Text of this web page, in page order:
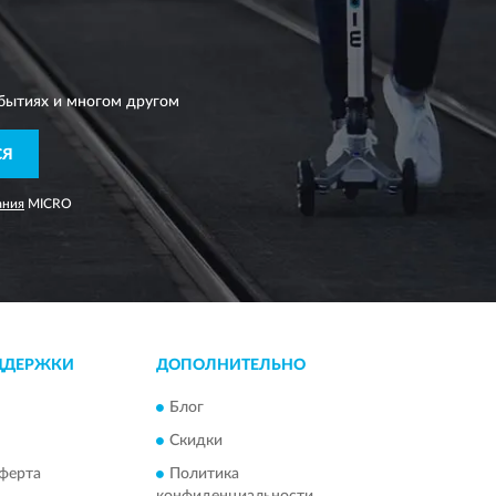
и многом другом
MICRO
ДОПОЛНИТЕЛЬНО
Блог
Скидки
Политика